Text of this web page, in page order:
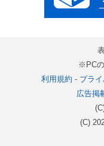
※PC
利用規約 - プラ
広告掲
(C)